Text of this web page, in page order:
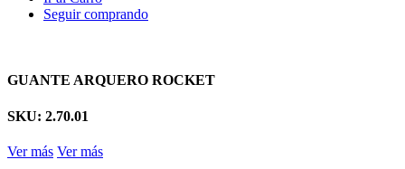
Seguir comprando
GUANTE ARQUERO ROCKET
SKU: 2.70.01
Ver más Ver más